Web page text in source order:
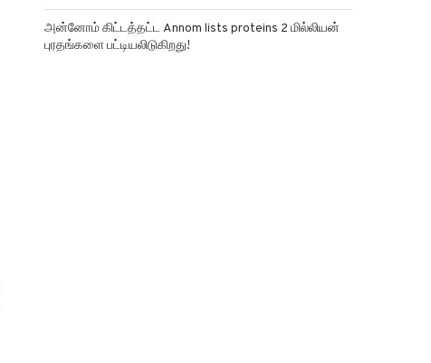
அன்னோம் கிட்டத்தட்ட Annom lists proteins 2 மில்லியன்
புரதங்களை பட்டியலிடுகிறது!